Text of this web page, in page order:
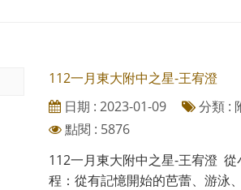
112一月東大附中之星-王宥澄
日期 : 2023-01-09
分類 :
點閱 : 5876
112一月東大附中之星-王宥澄
程：從有記憶開始的芭蕾、游泳